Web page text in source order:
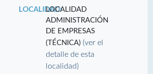
LOCALIDAD:LOCALIDAD
ADMINISTRACIÓN
DE EMPRESAS
(TÉCNICA)(ver el
detalle de esta
localidad)